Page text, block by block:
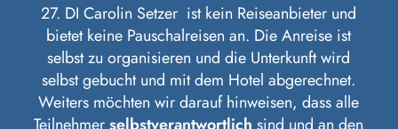
27. DI Carolin Setzer ist kein Reiseanbieter und
bietet keine Pauschalreisen an. Die Anreise ist
selbst zu organisieren und die Unterkunft wird
selbst gebucht und mit dem Hotel abgerechnet.
Weiters möchten wir darauf hinweisen, dass alle
Teilnehmerselbstverantwortlich sind und an den